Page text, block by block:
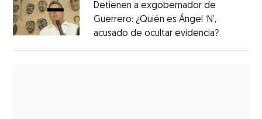
Detienen a exgobernador de
Guerrero: ¿Quién es Ángel ‘N’,
acusado de ocultar evidencia?